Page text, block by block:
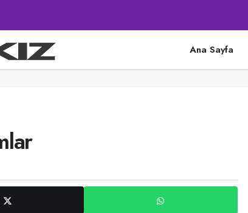
Ana Sayfa